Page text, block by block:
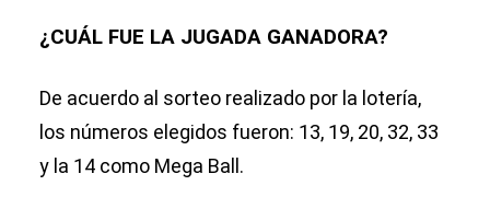
¿CUÁL FUE LA JUGADA GANADORA?
De acuerdo al sorteo realizado por la lotería,
los números elegidos fueron: 13, 19, 20, 32, 33
y la 14 como Mega Ball.